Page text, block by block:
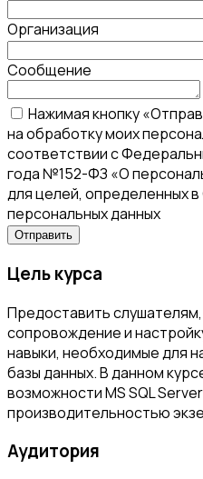
Организация
Сообщение
Нажимая кнопку
на обработку моих
соответствии с
года №152-ФЗ «О
для целей, определенных
персональных данных
Цель курса
Предоставить
сопровождение и
навыки, необходимые для
базы данных. В данном
возможности MS SQL
производительностью
Аудитория